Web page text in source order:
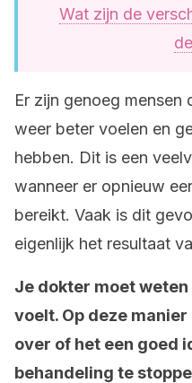
Wat zijn de
Er zijn genoeg mensen
weer beter voelen en
hebben. Dit is een
wanneer er opnieuw
bereikt. Vaak is dit
eigenlijk het resultaat
Je dokter moet
voelt. Op deze
over of het een goed
behandeling te